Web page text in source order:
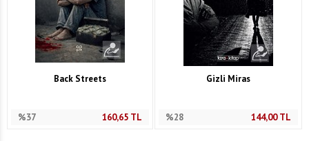
Back Streets
%37 160,65TL
Gizli Miras
%28 144,00TL